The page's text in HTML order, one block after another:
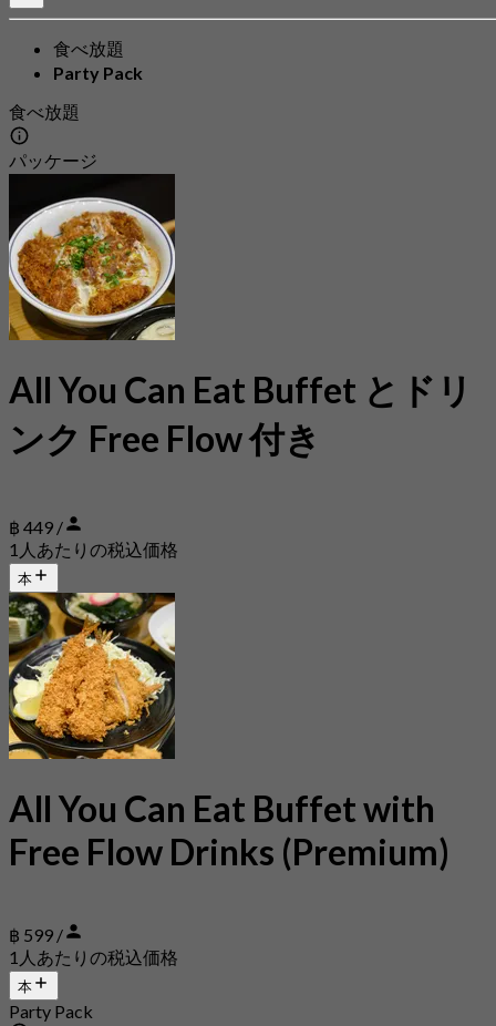
食べ放題
Party Pack
食べ放題
パッケージ
All You Can Eat Buffet とドリ
ンク Free Flow 付き
฿ 449 /
1人あたりの税込価格
本
All You Can Eat Buffet with
Free Flow Drinks (Premium)
฿ 599 /
1人あたりの税込価格
本
Party Pack